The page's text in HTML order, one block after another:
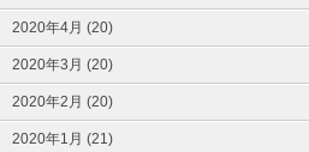
2020年4月 (20)
2020年3月 (20)
2020年2月 (20)
2020年1月 (21)